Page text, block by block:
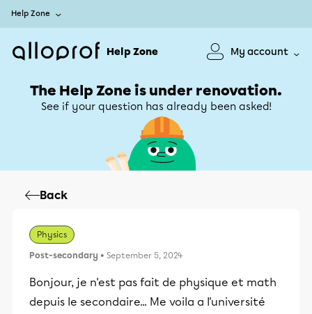
Help Zone
Help Zone My account
The Help Zone is under renovation.
See if your question has already been asked!
Back
Physics
Post-secondary • September 5, 2024
Bonjour, je n'est pas fait de physique et math
depuis le secondaire... Me voila a l'université